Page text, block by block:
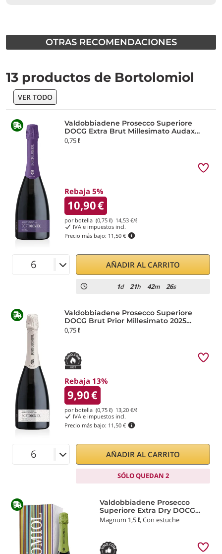
OTRAS RECOMENDACIONES
13 productos de Bortolomiol
VER TODO
Valdobbiadene Prosecco Superiore
DOCG Extra Brut Millesimato Audax
2025 Bortolomiol
0,75 ℓ
Rebaja 5%
10,90€
por botella (0,75 ℓ) 14,53 €/ℓ
IVA e impuestos incl.
Precio más bajo: 11,50 €
AÑADIR AL CARRITO
1d 21h 42m 26s
Valdobbiadene Prosecco Superiore
DOCG Brut Prior Millesimato 2025
Bortolomiol
0,75 ℓ
Rebaja 13%
9,90€
por botella (0,75 ℓ) 13,20 €/ℓ
IVA e impuestos incl.
Precio más bajo: 11,50 €
AÑADIR AL CARRITO
SÓLO QUEDAN 2
Valdobbiadene Prosecco
Superiore Extra Dry DOCG
Senior 2024 Bortolomiol
Magnum 1,5 ℓ, Con estuche